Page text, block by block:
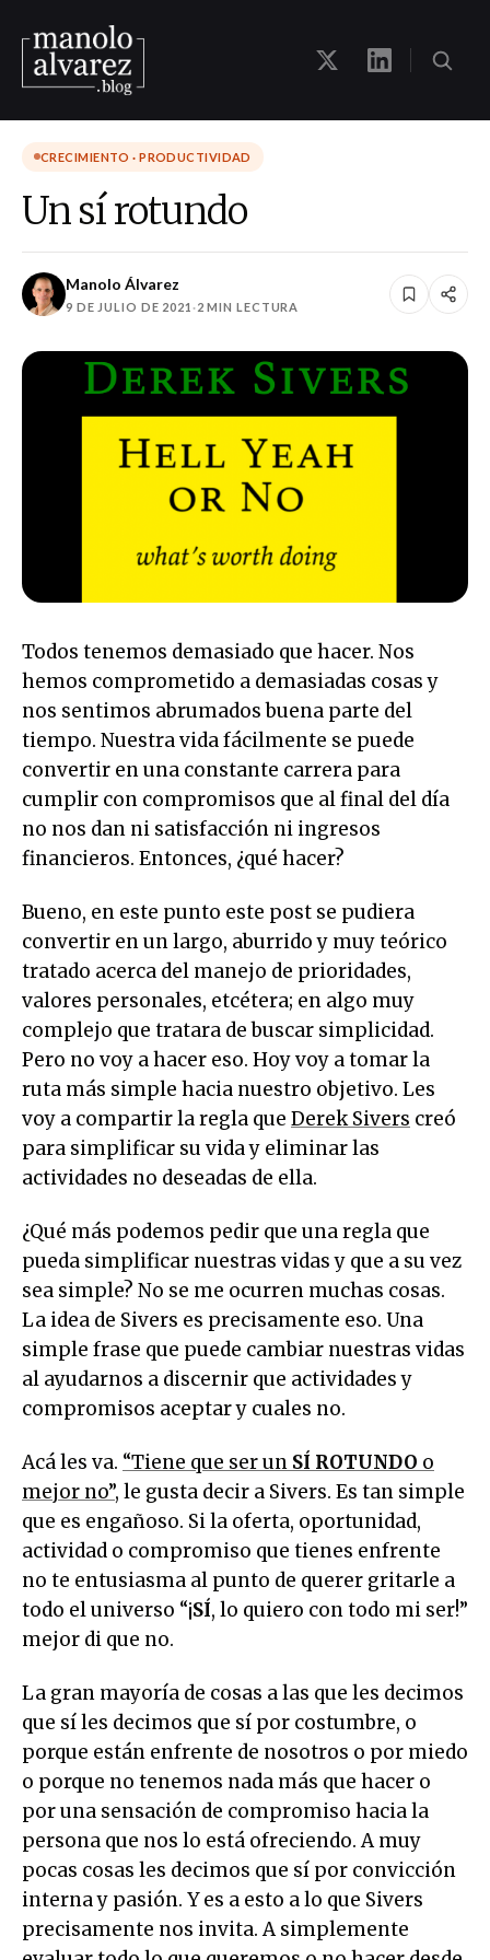
CRECIMIENTO · PRODUCTIVIDAD
Un sí rotundo
Manolo Álvarez
9 DE JULIO DE 2021 ·2 MIN LECTURA
Todos tenemos demasiado que hacer. Nos
hemos comprometido a demasiadas cosas y
nos sentimos abrumados buena parte del
tiempo. Nuestra vida fácilmente se puede
convertir en una constante carrera para
cumplir con compromisos que al final del día
no nos dan ni satisfacción ni ingresos
financieros. Entonces, ¿qué hacer?
Bueno, en este punto este post se pudiera
convertir en un largo, aburrido y muy teórico
tratado acerca del manejo de prioridades,
valores personales, etcétera; en algo muy
complejo que tratara de buscar simplicidad.
Pero no voy a hacer eso. Hoy voy a tomar la
ruta más simple hacia nuestro objetivo. Les
voy a compartir la regla que Derek Sivers creó
para simplificar su vida y eliminar las
actividades no deseadas de ella.
¿Qué más podemos pedir que una regla que
pueda simplificar nuestras vidas y que a su vez
sea simple? No se me ocurren muchas cosas.
La idea de Sivers es precisamente eso. Una
simple frase que puede cambiar nuestras vidas
al ayudarnos a discernir que actividades y
compromisos aceptar y cuales no.
Acá les va. “Tiene que ser un SÍ ROTUNDO o
mejor no”, le gusta decir a Sivers. Es tan simple
que es engañoso. Si la oferta, oportunidad,
actividad o compromiso que tienes enfrente
no te entusiasma al punto de querer gritarle a
todo el universo “¡SÍ, lo quiero con todo mi ser!”
mejor di que no.
La gran mayoría de cosas a las que les decimos
que sí les decimos que sí por costumbre, o
porque están enfrente de nosotros o por miedo
o porque no tenemos nada más que hacer o
por una sensación de compromiso hacia la
persona que nos lo está ofreciendo. A muy
pocas cosas les decimos que sí por convicción
interna y pasión. Y es a esto a lo que Sivers
precisamente nos invita. A simplemente